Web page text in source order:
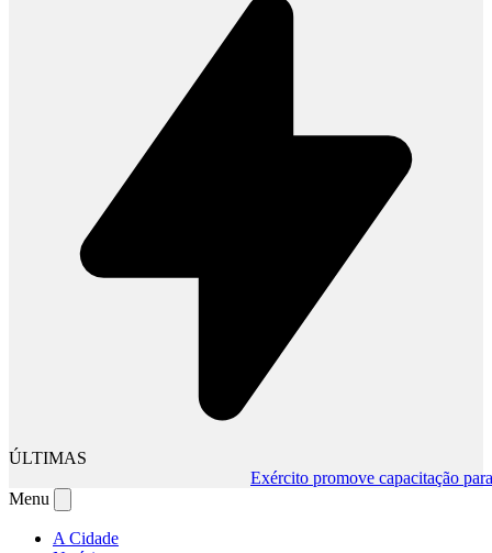
ÚLTIMAS
Exército promove capacitação para
Menu
A Cidade